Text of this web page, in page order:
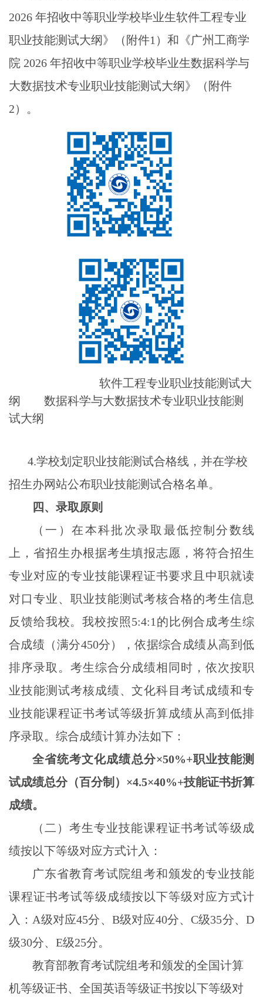
2026 年招收中等职业学校毕业生软件工程专业
职业技能测试大纲》（附件1 ）和《广州工商学
院 2026 年招收中等职业学校毕业生数据科学与
大数据技术专业职业技能测试大纲》（附件
2）。
软件工程专业职业技能测试大
纲 数据科学与大数据技术专业职业技能测
试大纲
4.学校划定职业技能测试合格线，并在学校
招生办网站公布职业技能测试合格名单。
四、录取原则
（一）在本科批次录取最低控制分数线
上，省招生办根据考生填报志愿，将符合招生
专业对应的专业技能课程证书要求且中职就读
对口专业、职业技能测试考核合格的考生信息
反馈给我校。我校按照5:4:1 的比例合成考生综
合成绩（满分450分），依据综合成绩从高到低
排序录取。考生综合分成绩相同时，依次按职
业技能测试考核成绩、文化科目考试成绩和专
业技能课程证书考试等级折算成绩从高到低排
序录取。综合成绩计算办法如下：
全省统考文化成绩总分×50%+职业技能测
试成绩总分（百分制）×4.5×40%+技能证书折算
成绩。
（二）考生专业技能课程证书考试等级成
绩按以下等级对应方式计入：
广东省教育考试院组考和颁发的专业技能
课程证书考试等级成绩按以下等级对应方式计
入： A级对应45分、 B级对应40分、C级35分、D
级30分、 E级25分。
教育部教育考试院组考和颁发的全国计算
机等级证书、全国英语等级证书按以下等级对